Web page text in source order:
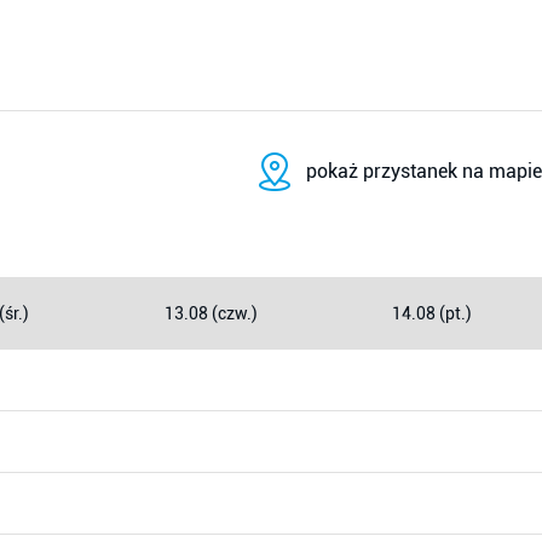
pokaż przystanek na mapie
13.08 (czw.) 14.08 (pt.)